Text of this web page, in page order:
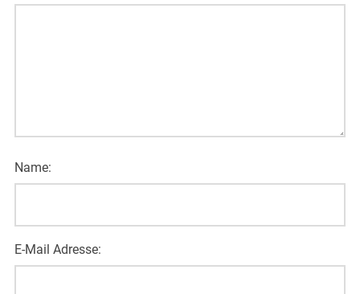
Name:
E-Mail Adresse: